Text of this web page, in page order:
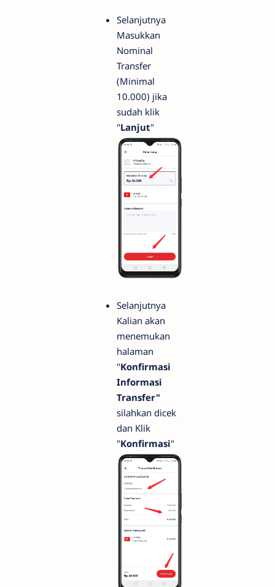
Selanjutnya
Masukkan
Nominal
Transfer
(Minimal
10.000) jika
sudah klik
"Lanjut"
Selanjutnya
Kalian akan
menemukan
halaman
"Konfirmasi
Informasi
Transfer"
silahkan dicek
dan Klik
"Konfirmasi"